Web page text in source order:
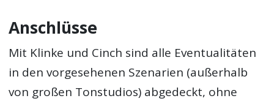
Anschlüsse
Mit Klinke und Cinch sind alle Eventualitäten
in den vorgesehenen Szenarien (außerhalb
von großen Tonstudios) abgedeckt, ohne